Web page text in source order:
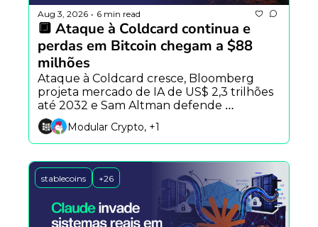
Aug 3, 2026 • 6 min read
🔲 Ataque à Coldcard continua e
perdas em Bitcoin chegam a $88
milhões
Ataque à Coldcard cresce, Bloomberg
projeta mercado de IA de US$ 2,3 trilhões
até 2032 e Sam Altman defende
desacelerar avanço da inteligência
artificial.Modular Crypto, +1
stablecoins +26